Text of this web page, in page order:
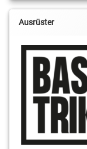
Ausrüster